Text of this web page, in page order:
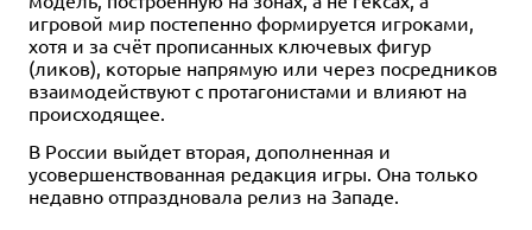
игровой мир постепенно формируется игроками,
хотя и за счёт прописанных ключевых фигур
(ликов), которые напрямую или через посредников
взаимодействуют с протагонистами и влияют на
происходящее.
В России выйдет вторая, дополненная и
усовершенствованная редакция игры. Она только
недавно отпраздновала релиз на Западе.